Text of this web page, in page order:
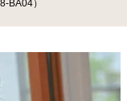
BA04）